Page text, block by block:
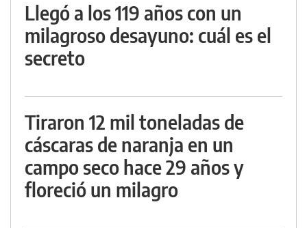
Llegó a los 119 años con un
milagroso desayuno: cuál es el
secreto
Tiraron 12 mil toneladas de
cáscaras de naranja en un
campo seco hace 29 años y
floreció un milagro